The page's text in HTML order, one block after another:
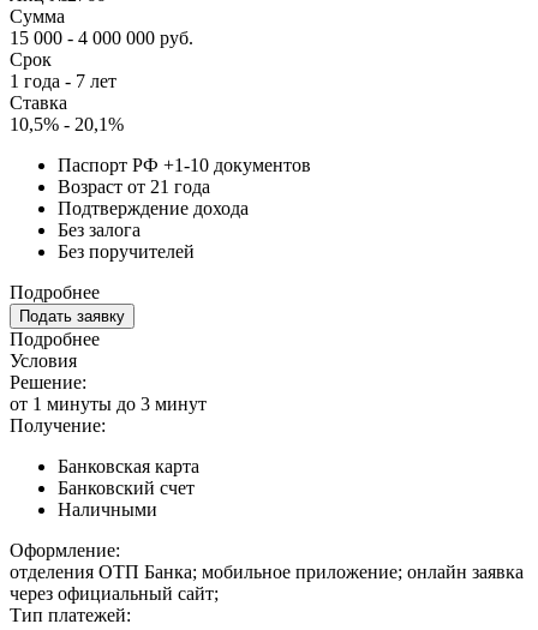
Сумма
15 000 - 4 000 000 руб.
Срок
1 года - 7 лет
Ставка
10,5% - 20,1%
Паспорт РФ +1-10 документов
Возраст от 21 года
Подтверждение дохода
Без залога
Без поручителей
Подробнее
Подать заявку
Подробнее
Условия
Решение:
от 1 минуты до 3 минут
Получение:
Банковская карта
Банковский счет
Наличными
Оформление:
отделения ОТП Банка; мобильное приложение; онлайн заявка
через официальный сайт;
Тип платежей: